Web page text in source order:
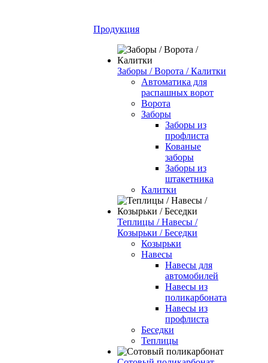
Продукция
Заборы / Ворота / Калитки
Автоматика для
распашных ворот
Ворота
Заборы
Заборы из
профлиста
Кованые
заборы
Заборы из
штакетника
Калитки
Теплицы / Навесы /
Козырьки / Беседки
Козырьки
Навесы
Навесы для
автомобилей
Навесы из
поликарбоната
Навесы из
профлиста
Беседки
Теплицы